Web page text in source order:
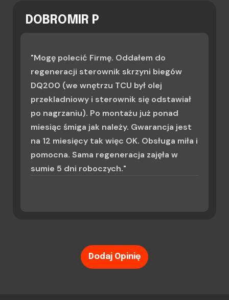
DOBROMIR P
"Mogę polecić Firmę. Oddałem do
regeneracji sterownik skrzyni biegów
DQ200 (we wnętrzu TCU był olej
przekladniowy i sterownik się odstawiał
po nagrzaniu). Po montażu już ponad
miesiąc śmiga jak należy. Gwarancja jest
na 12 miesięcy tak więc OK. Obsługa miła i
pomocna. Sama regeneracja zajęła w
sumie 5 dni roboczych."
Dodaj Opinię